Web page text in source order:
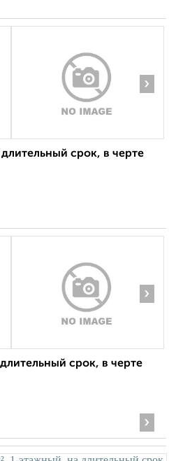
›
срок, в черте
›
срок, в черте
›